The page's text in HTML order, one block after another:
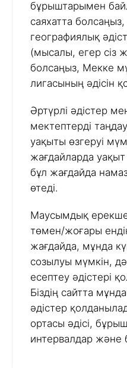
бұрыштарымен
саяхатта
географиялық
(мысалы, егер сіз
болсаңыз, Мекке
лигасының әдісін
Әртүрлі әдістер
мектептерді
уақыты өзгеруі
жағдайларда
бұл жағдайда
өтеді.
Маусымдық
төмен/жоғары
жағдайда, мұнда
созылуы мүмкін,
есептеу әдістері
Біздің сайтта
әдістер
ортасы әдісі,
интервалдар және